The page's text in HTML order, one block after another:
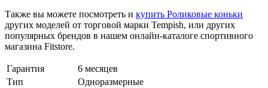
Также вы можете посмотреть и купить Роликовые коньки
других моделей от торговой марки Tempish, или других
популярных брендов в нашем онлайн-каталоге спортивного
магазина Fitstore.
Гарантия
6 месяцев
Тип
Одноразмерные